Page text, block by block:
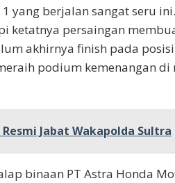
yang berjalan sangat seru
ketatnya persaingan
akhirnya finish pada posisi
podium kemenangan di
Jabat Wakapolda Sultra
binaan PT Astra Honda